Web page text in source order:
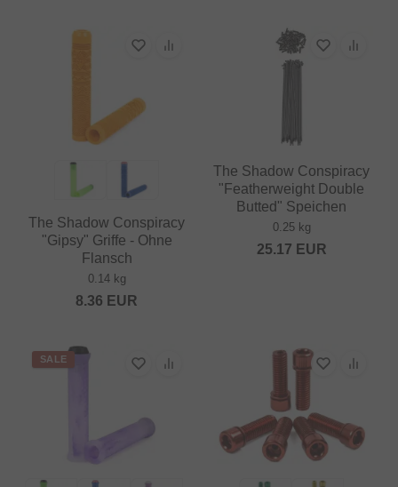
The Shadow Conspiracy
"Gipsy" Griffe - Ohne
Flansch
0.14 kg
8.36 EUR
The Shadow Conspiracy
"Featherweight Double
Butted" Speichen
0.25 kg
25.17 EUR
SALE